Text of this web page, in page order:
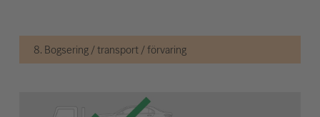
8. Bogsering / transport / förvaring